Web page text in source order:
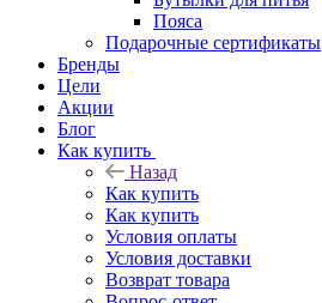
Пояса
Подарочные сертификаты
Бренды
Цели
Акции
Блог
Как купить
Назад
Как купить
Как купить
Условия оплаты
Условия доставки
Возврат товара